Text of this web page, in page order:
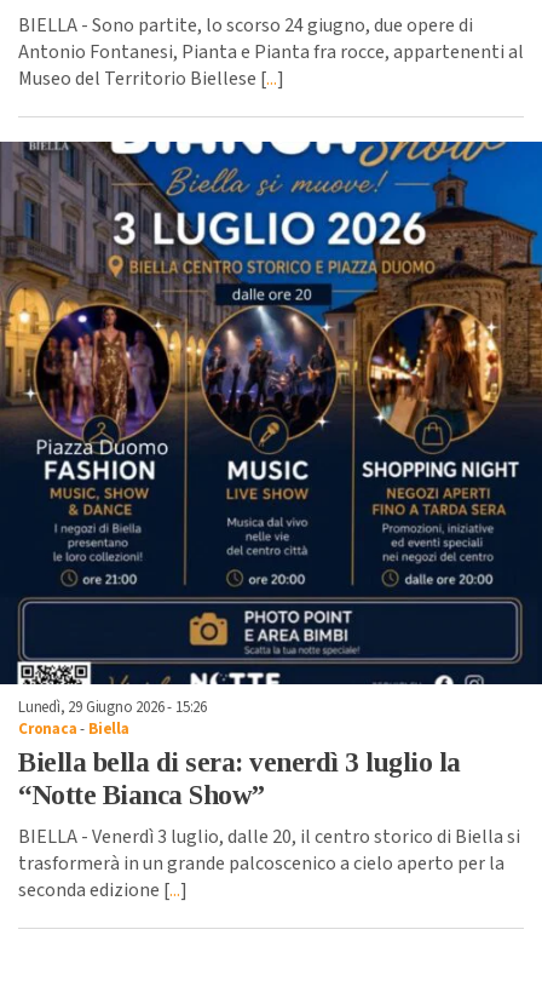
BIELLA - Sono partite, lo scorso 24 giugno, due opere di
Antonio Fontanesi, Pianta e Pianta fra rocce, appartenenti al
Museo del Territorio Biellese [...]
Lunedì, 29 Giugno 2026 - 15:26
Cronaca- Biella
Biella bella di sera: venerdì 3 luglio la
“Notte Bianca Show”
BIELLA - Venerdì 3 luglio, dalle 20, il centro storico di Biella si
trasformerà in un grande palcoscenico a cielo aperto per la
seconda edizione [...]